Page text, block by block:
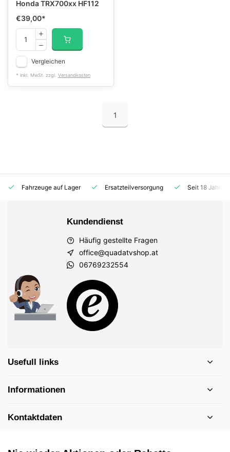
Honda TRX700xx HF112
€39,00*
Vergleichen
* Inkl. MwSt. zzgl. Versandkosten
1
Fahrzeuge auf Lager Ersatzteilversorgung Seit 18
Kundendienst
Häufig gestellte Fragen
office@quadatvshop.at
06769232554
Usefull links
Informationen
Kontaktdaten